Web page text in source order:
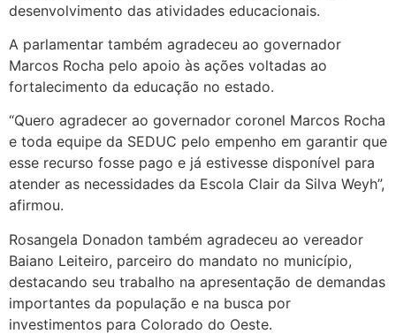
desenvolvimento das atividades educacionais.
A parlamentar também agradeceu ao governador
Marcos Rocha pelo apoio às ações voltadas ao
fortalecimento da educação no estado.
“Quero agradecer ao governador coronel Marcos Rocha
e toda equipe da SEDUC pelo empenho em garantir que
esse recurso fosse pago e já estivesse disponível para
atender as necessidades da Escola Clair da Silva Weyh”,
afirmou.
Rosangela Donadon também agradeceu ao vereador
Baiano Leiteiro, parceiro do mandato no município,
destacando seu trabalho na apresentação de demandas
importantes da população e na busca por
investimentos para Colorado do Oeste.